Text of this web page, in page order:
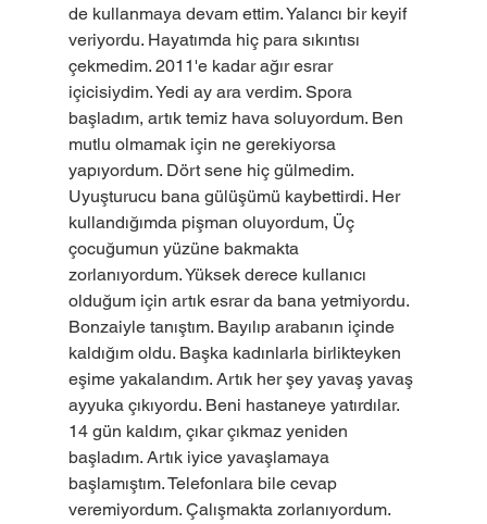
de kullanmaya devam ettim. Yalancı bir keyif
veriyordu. Hayatımda hiç para sıkıntısı
çekmedim. 2011'e kadar ağır esrar
içicisiydim. Yedi ay ara verdim. Spora
başladım, artık temiz hava soluyordum. Ben
mutlu olmamak için ne gerekiyorsa
yapıyordum. Dört sene hiç gülmedim.
Uyuşturucu bana gülüşümü kaybettirdi. Her
kullandığımda pişman oluyordum, Üç
çocuğumun yüzüne bakmakta
zorlanıyordum. Yüksek derece kullanıcı
olduğum için artık esrar da bana yetmiyordu.
Bonzaiyle tanıştım. Bayılıp arabanın içinde
kaldığım oldu. Başka kadınlarla birlikteyken
eşime yakalandım. Artık her şey yavaş yavaş
ayyuka çıkıyordu. Beni hastaneye yatırdılar.
14 gün kaldım, çıkar çıkmaz yeniden
başladım. Artık iyice yavaşlamaya
başlamıştım. Telefonlara bile cevap
veremiyordum. Çalışmakta zorlanıyordum.